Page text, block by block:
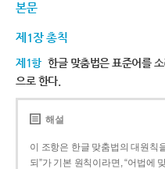
본문
제1장 총칙
제1항 한글 맞춤법은 표준어를
으로 한다.
해설
이 조항은 한글 맞춤법의 대원칙
되”가 기본 원칙이라면, “어법에